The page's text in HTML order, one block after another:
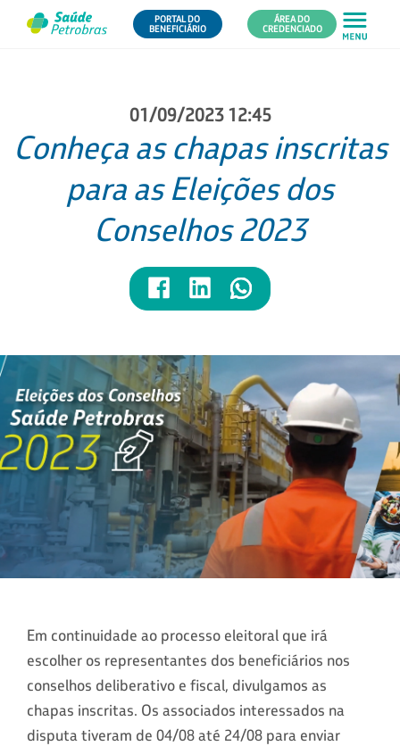
PORTAL DO
BENEFICIÁRIO
ÁREA DO
CREDENCIADO
01/09/2023 12:45
Conheça as chapas inscritas
para as Eleições dos
Conselhos 2023
Em continuidade ao processo eleitoral que irá
escolher os representantes dos beneficiários nos
conselhos deliberativo e fiscal, divulgamos as
chapas inscritas. Os associados interessados na
disputa tiveram de 04/08 até 24/08 para enviar